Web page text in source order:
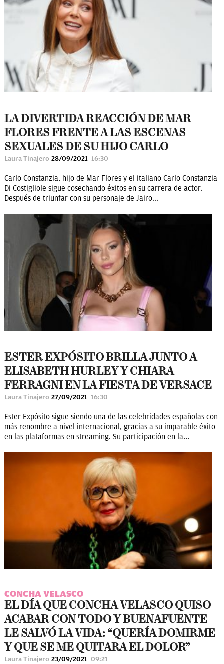
LA DIVERTIDA REACCIÓN DE MAR
FLORES FRENTE A LAS ESCENAS
SEXUALES DE SU HIJO CARLO
Laura Tinajero 28/09/2021 16:30
Carlo Constanzia, hijo de Mar Flores y el italiano Carlo Constanzia
Di Costigliole sigue cosechando éxitos en su carrera de actor.
Después de triunfar con su personaje de Jairo...
ESTER EXPÓSITO BRILLA JUNTO A
ELISABETH HURLEY Y CHIARA
FERRAGNI EN LA FIESTA DE VERSACE
Laura Tinajero 27/09/2021 16:30
Ester Expósito sigue siendo una de las celebridades españolas con
más renombre a nivel internacional, gracias a su imparable éxito
en las plataformas en streaming. Su participación en la...
CONCHA VELASCO
EL DÍA QUE CONCHA VELASCO QUISO
ACABAR CON TODO Y BUENAFUENTE
LE SALVÓ LA VIDA: “QUERÍA DOMIRME
Y QUE SE ME QUITARA EL DOLOR”
Laura Tinajero 23/09/2021 09:21